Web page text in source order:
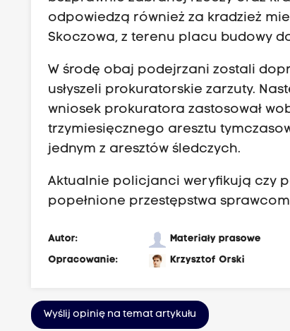
odpowiedzą również za kradzież
Skoczowa, z terenu placu budowy
W środę obaj podejrzani zostali
usłyszeli prokuratorskie zarzuty.
wniosek prokuratora zastosował
trzymiesięcznego aresztu
jednym z aresztów śledczych.
Aktualnie policjanci weryfikują czy
popełnione przestępstwa
Autor:
Materiały prasowe
Opracowanie:
Krzysztof Orski
Wyślij opinię na temat artykułu